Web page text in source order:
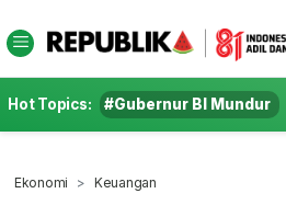
Hot Topics: #Gubernur BI Mundur
Ekonomi Keuangan